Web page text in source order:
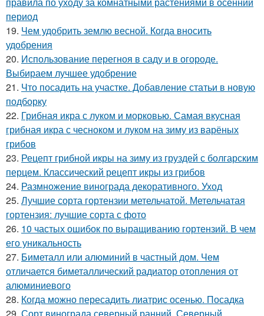
период
19. Чем удобрить землю весной. Когда вносить
удобрения
20. Использование перегноя в саду и в огороде.
Выбираем лучшее удобрение
21. Что посадить на участке. Добавление статьи в новую
подборку
22. Грибная икра с луком и морковью. Самая вкусная
грибная икра с чесноком и луком на зиму из варёных
грибов
23. Рецепт грибной икры на зиму из груздей с болгарским
перцем. Классический рецепт икры из грибов
24. Размножение винограда декоративного. Уход
25. Лучшие сорта гортензии метельчатой. Метельчатая
гортензия: лучшие сорта с фото
26. 10 частых ошибок по выращиванию гортензий. В чем
его уникальность
27. Биметалл или алюминий в частный дом. Чем
отличается биметаллический радиатор отопления от
алюминиевого
28. Когда можно пересадить лиатрис осенью. Посадка
29. Сорт винограда северный ранний. Северный